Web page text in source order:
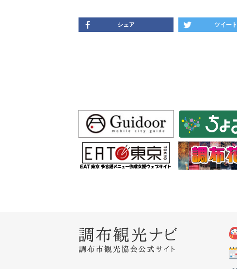
シェア ツイート